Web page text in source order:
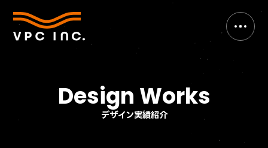
デザイン実績紹介
Design Works